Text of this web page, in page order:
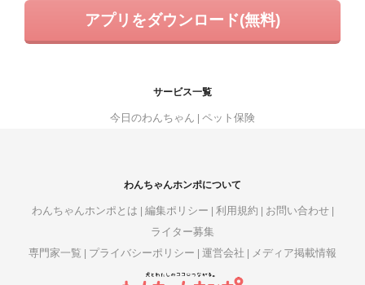
アプリをダウンロード(無料)
サービス一覧
今日のわんちゃん ペット保険
わんちゃんホンポについて
わんちゃんホンポとは 編集ポリシー 利用規約
お問い合わせ
ライター募集
専門家一覧
プライバシーポリシー 運営会社 メディア掲載情報